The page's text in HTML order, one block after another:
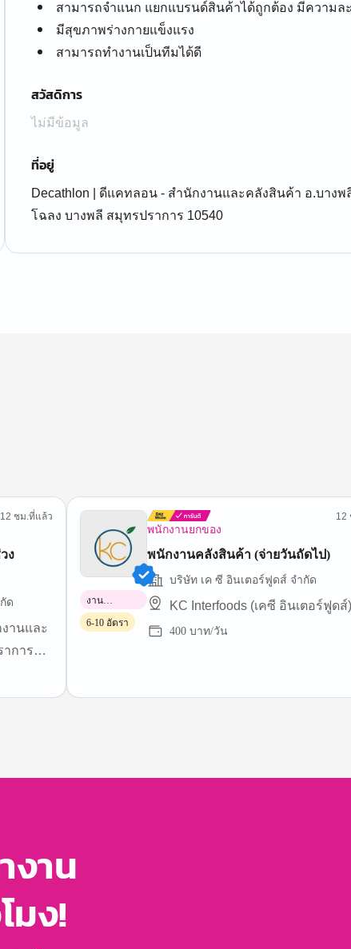
สามารถจำแนก แยกแบรนด์สินค้าได้ถูกต้อง มีความล
มีสุขภาพร่างกายแข็งแรง
สามารถทำงานเป็นทีมได้ดี
สวัสดิการ
ไม่มีข้อมูล
ที่อยู่
Decathlon | ดีแคทลอน - สำนักงานและคลังสินค้า อ.บางพ
โฉลง บางพลี สมุทรปราการ 10540
12 ชม.ที่แล้ว
ง
ด
านและ
การ
พนักงานยกของ
12
พนักงานคลังสินค้า (จ่ายวันถัดไป)
บริษัท เค ซี อินเตอร์ฟูดส์ จำกัด
KC Interfoods (เคซี อินเตอร์ฟูดส์)
400 บาท/วัน
งาน
พาร์ทไทม์
6-10 อัตรา
งาน
มง!